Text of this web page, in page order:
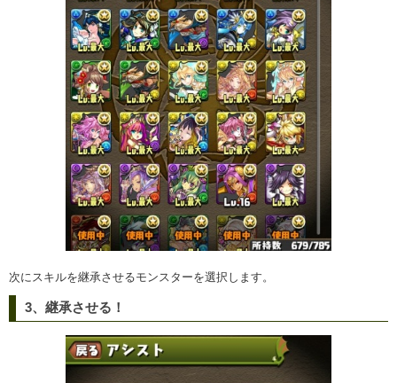
次にスキルを継承させるモンスターを選択します。
3、継承させる！